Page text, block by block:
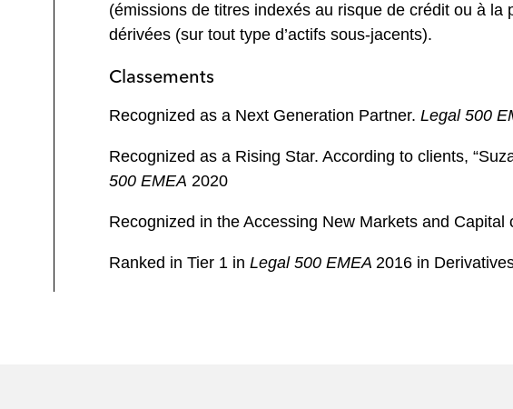
(émissions de titres indexés au risque de crédit ou à la
dérivées (sur tout type d’actifs sous-jacents).
Classements
Recognized as a Next Generation Partner. Legal 500
Recognized as a Rising Star. According to clients,
500 EMEA 2020
Recognized in the Accessing New Markets and Capital
Ranked in Tier 1 in Legal 500 EMEA 2016 in